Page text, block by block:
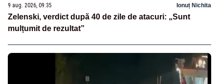
9 aug. 2026, 09:35 Ionuț Nichita
Zelenski, verdict după 40 de zile de atacuri: „Sunt
mulțumit de rezultat”